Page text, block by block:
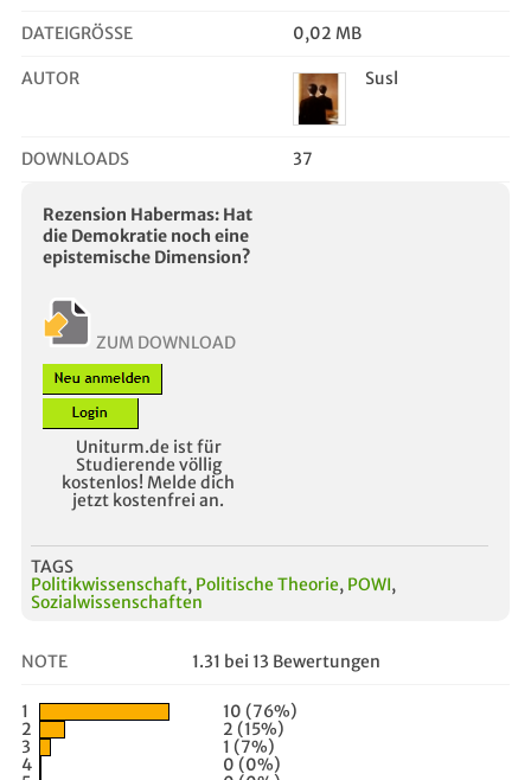
DATEIGRÖSSE 0,02 MB
AUTOR Susl
DOWNLOADS 37
Rezension Habermas: Hat
die Demokratie noch eine
epistemische Dimension?
ZUM DOWNLOAD
Uniturm.de ist für
Studierende völlig
kostenlos! Melde dich
jetzt kostenfrei an.
TAGS
Politikwissenschaft, Politische Theorie, POWI,
Sozialwissenschaften
NOTE 1.31 bei 13 Bewertungen
1
10 (76%)
2
2 (15%)
3
1 (7%)
4
0 (0%)